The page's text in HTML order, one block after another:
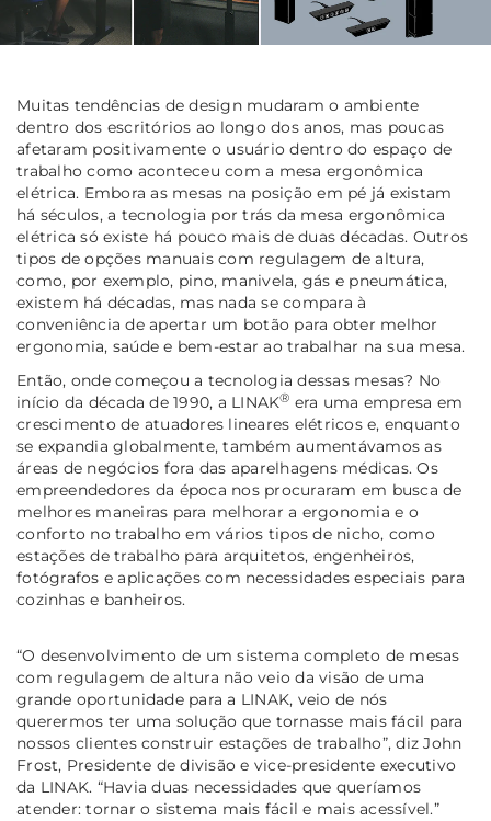
Muitas tendências de design mudaram o ambiente
dentro dos escritórios ao longo dos anos, mas poucas
afetaram positivamente o usuário dentro do espaço de
trabalho como aconteceu com a mesa ergonômica
elétrica. Embora as mesas na posição em pé já existam
há séculos, a tecnologia por trás da mesa ergonômica
elétrica só existe há pouco mais de duas décadas. Outros
tipos de opções manuais com regulagem de altura,
como, por exemplo, pino, manivela, gás e pneumática,
existem há décadas, mas nada se compara à
conveniência de apertar um botão para obter melhor
ergonomia, saúde e bem-estar ao trabalhar na sua mesa.
Então, onde começou a tecnologia dessas mesas? No
início da década de 1990, a LINAK® era uma empresa em
crescimento de atuadores lineares elétricos e, enquanto
se expandia globalmente, também aumentávamos as
áreas de negócios fora das aparelhagens médicas. Os
empreendedores da época nos procuraram em busca de
melhores maneiras para melhorar a ergonomia e o
conforto no trabalho em vários tipos de nicho, como
estações de trabalho para arquitetos, engenheiros,
fotógrafos e aplicações com necessidades especiais para
cozinhas e banheiros.
“O desenvolvimento de um sistema completo de mesas
com regulagem de altura não veio da visão de uma
grande oportunidade para a LINAK, veio de nós
querermos ter uma solução que tornasse mais fácil para
nossos clientes construir estações de trabalho”, diz John
Frost, Presidente de divisão e vice-presidente executivo
da LINAK. “Havia duas necessidades que queríamos
atender: tornar o sistema mais fácil e mais acessível.”